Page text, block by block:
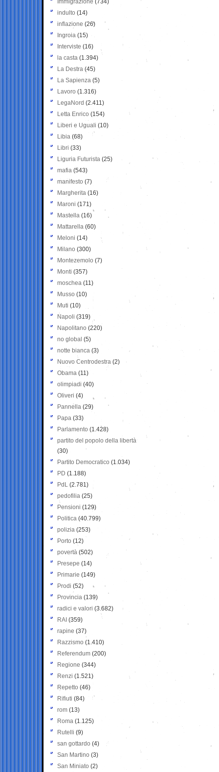
Immigrazione (734)
indulto (14)
inflazione (26)
Ingroia (15)
Interviste (16)
la casta (1.394)
La Destra (45)
La Sapienza (5)
Lavoro (1.316)
LegaNord (2.411)
Letta Enrico (154)
Liberi e Uguali (10)
Libia (68)
Libri (33)
Liguria Futurista (25)
mafia (543)
manifesto (7)
Margherita (16)
Maroni (171)
Mastella (16)
Mattarella (60)
Meloni (14)
Milano (300)
Montezemolo (7)
Monti (357)
moschea (11)
Musso (10)
Muti (10)
Napoli (319)
Napolitano (220)
no global (5)
notte bianca (3)
Nuovo Centrodestra (2)
Obama (11)
olimpiadi (40)
Oliveri (4)
Pannella (29)
Papa (33)
Parlamento (1.428)
partito del popolo della libertà
(30)
Partito Democratico (1.034)
PD (1.188)
PdL (2.781)
pedofilia (25)
Pensioni (129)
Politica (40.799)
polizia (253)
Porto (12)
povertà (502)
Presepe (14)
Primarie (149)
Prodi (52)
Provincia (139)
radici e valori (3.682)
RAI (359)
rapine (37)
Razzismo (1.410)
Referendum (200)
Regione (344)
Renzi (1.521)
Repetto (46)
Rifiuti (84)
rom (13)
Roma (1.125)
Rutelli (9)
san gottardo (4)
San Martino (3)
San Miniato (2)